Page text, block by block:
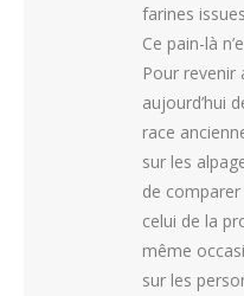
farines
Ce pain-là
Pour revenir
aujourd’hui
race
sur les
de
celui de la
même
sur les